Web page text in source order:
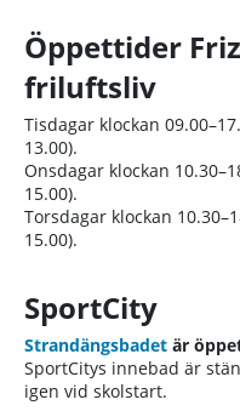
Öppettider
friluftsliv
Tisdagar klockan
13.00).
Onsdagar klockan
15.00).
Torsdagar klockan
15.00).
SportCity
Strandängsbadet är
SportCitys innebad är
igen vid skolstart.